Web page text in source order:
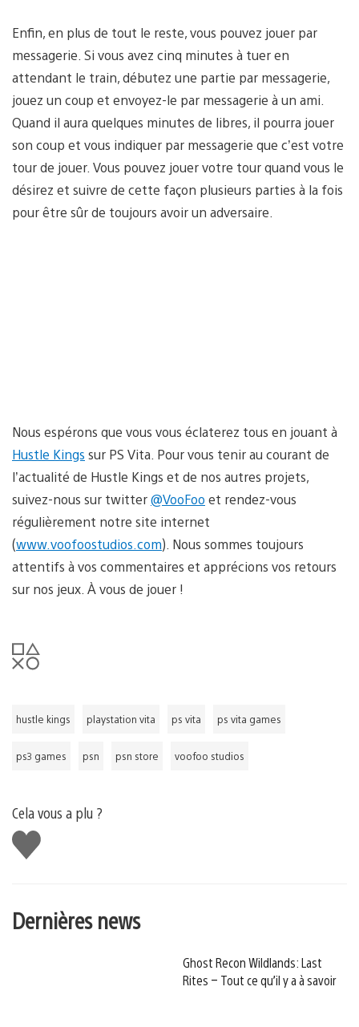
Enfin, en plus de tout le reste, vous pouvez jouer par
messagerie. Si vous avez cinq minutes à tuer en
attendant le train, débutez une partie par messagerie,
jouez un coup et envoyez-le par messagerie à un ami.
Quand il aura quelques minutes de libres, il pourra jouer
son coup et vous indiquer par messagerie que c’est votre
tour de jouer. Vous pouvez jouer votre tour quand vous le
désirez et suivre de cette façon plusieurs parties à la fois
pour être sûr de toujours avoir un adversaire.
Nous espérons que vous vous éclaterez tous en jouant à
Hustle Kings sur PS Vita. Pour vous tenir au courant de
l’actualité de Hustle Kings et de nos autres projets,
suivez-nous sur twitter@VooFoo et rendez-vous
régulièrement notre site internet
(www.voofoostudios.com). Nous sommes toujours
attentifs à vos commentaires et apprécions vos retours
sur nos jeux. À vous de jouer !
hustle kings playstation vita ps vita ps vita games
ps3 games psn psn store voofoo studios
Cela vous a plu ?
J'aime
Dernières news
Ghost Recon Wildlands: Last
Rites – Tout ce qu’il y a à savoir